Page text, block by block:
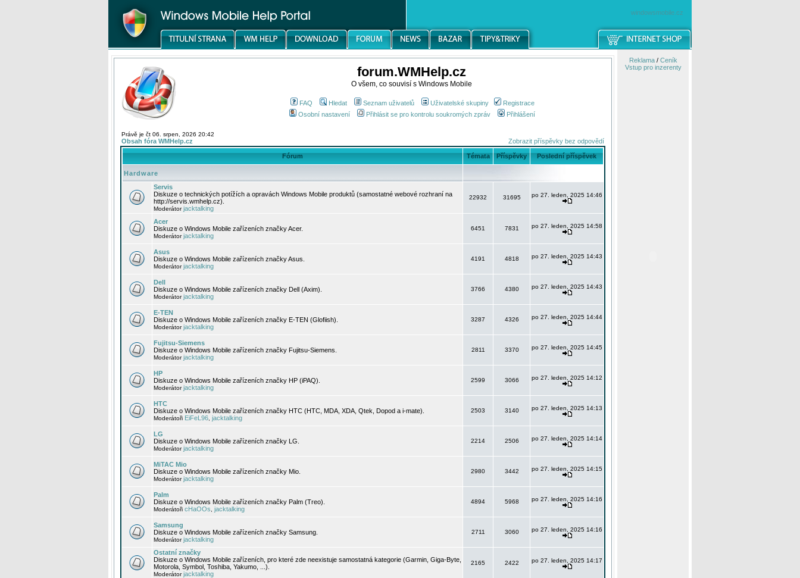
windowsmobile.cz
forum.WMHelp.cz
O všem, co souvisí s Windows Mobile
FAQ Hledat Seznam uživatelů Uživatelské skupiny
Registrace
Osobní nastavení
Přihlásit se pro kontrolu soukromých zpráv Přihlášení
Právě je čt 06. srpen, 2026 20:42
Obsah fóra WMHelp.cz Zobrazit příspěvky bez odpovědí
Fórum Témata Příspěvky Poslední příspěvek
Hardware
Servis
Diskuze o technických potížích a opravách Windows Mobile produktů (samostatné webové rozhraní na
http://servis.wmhelp.cz).
Moderátorjacktalking
22932 31695 po 27. leden, 2025 14:46
Acer
Diskuze o Windows Mobile zařízeních značky Acer.
Moderátorjacktalking
6451 7831 po 27. leden, 2025 14:58
Asus
Diskuze o Windows Mobile zařízeních značky Asus.
Moderátorjacktalking
4191 4818 po 27. leden, 2025 14:43
Dell
Diskuze o Windows Mobile zařízeních značky Dell (Axim).
Moderátorjacktalking
3766 4380 po 27. leden, 2025 14:43
E-TEN
Diskuze o Windows Mobile zařízeních značky E-TEN (Glofiish).
Moderátorjacktalking
3287 4326 po 27. leden, 2025 14:44
Fujitsu-Siemens
Diskuze o Windows Mobile zařízeních značky Fujitsu-Siemens.
Moderátorjacktalking
2811 3370 po 27. leden, 2025 14:45
HP
Diskuze o Windows Mobile zařízeních značky HP (iPAQ).
Moderátorjacktalking
2599 3066 po 27. leden, 2025 14:12
HTC
Diskuze o Windows Mobile zařízeních značky HTC (HTC, MDA, XDA, Qtek, Dopod a i-mate).
Moderátoři EiFeL96 jacktalking
2503 3140 po 27. leden, 2025 14:13
LG
Diskuze o Windows Mobile zařízeních značky LG.
Moderátorjacktalking
2214 2506 po 27. leden, 2025 14:14
MiTAC Mio
Diskuze o Windows Mobile zařízeních značky Mio.
Moderátorjacktalking
2980 3442 po 27. leden, 2025 14:15
Palm
Diskuze o Windows Mobile zařízeních značky Palm (Treo).
Moderátoři cHaOOs jacktalking
4894 5968 po 27. leden, 2025 14:16
Samsung
Diskuze o Windows Mobile zařízeních značky Samsung.
Moderátorjacktalking
2711 3060 po 27. leden, 2025 14:16
Ostatní značky
Diskuze o Windows Mobile zařízeních, pro které zde neexistuje samostatná kategorie (Garmin, Giga-Byte,
Motorola, Symbol, Toshiba, Yakumo, ...).
Moderátorjacktalking
2165 2422 po 27. leden, 2025 14:17
Reklama/ Ceník
Vstup pro inzerenty